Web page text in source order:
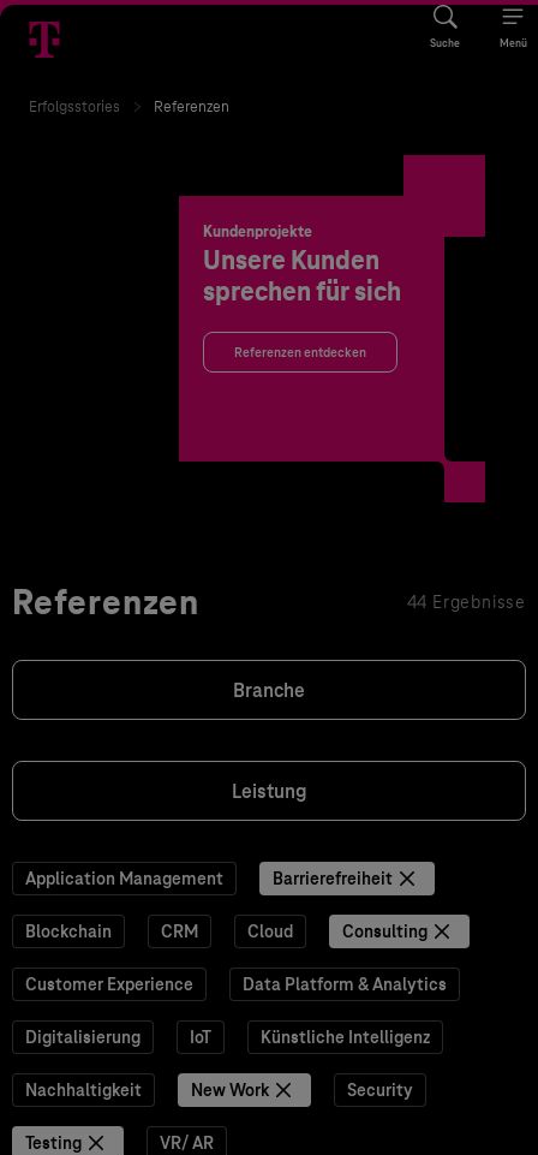
Suche Menü
Erfolgsstories Referenzen
Kundenprojekte
Unsere Kunden
sprechen für sich
Referenzen entdecken
Referenzen 44 Ergebnisse
Branche
Leistung
Application Management Barrierefreiheit
Blockchain CRM Cloud Consulting
Customer Experience Data Platform & Analytics
Digitalisierung IoT Künstliche Intelligenz
Nachhaltigkeit New Work Security
Testing VR/ AR